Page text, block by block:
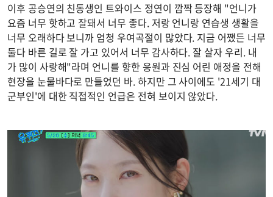
이후 공승연의 친동생인 트와이스 정연이 깜짝 등장해 "언니가
요즘 너무 핫하고 잘돼서 너무 좋다. 저랑 언니랑 연습생 생활을
너무 오래하다 보니까 엄청 우여곡절이 많았다. 지금 어쨌든 너무
둘다 바른 길로 잘 가고 있어서 너무 감사하다. 잘 살자 우리. 내
가 많이 사랑해"라며 언니를 향한 응원과 진심 어린 애정을 전해
현장을 눈물바다로 만들었던 바. 하지만 그 사이에도 '21세기 대
군부인'에 대한 직접적인 언급은 전혀 보이지 않았다.